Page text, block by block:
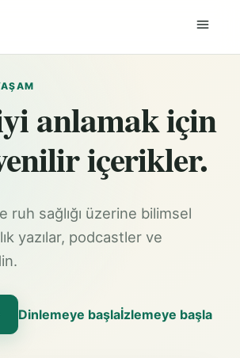
anlamak için
içerikler.
ruh sağlığı üzerine bilimsel
yazılar, podcastler ve
Dinlemeye başlaİzlemeye başla